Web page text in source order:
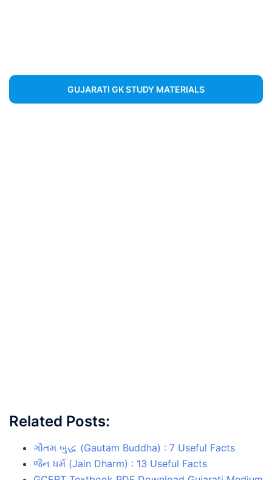
GUJARATI GK STUDY MATERIALS
Related Posts:
ગૌતમ બુદ્ધ (Gautam Buddha) : 7 Useful Facts
જૈન ધર્મ (Jain Dharm) : 13 Useful Facts